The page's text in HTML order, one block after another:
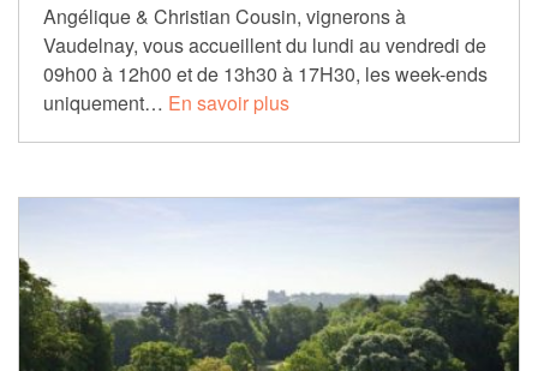
Angélique & Christian Cousin, vignerons à
Vaudelnay, vous accueillent du lundi au vendredi de
09h00 à 12h00 et de 13h30 à 17H30, les week-ends
uniquement… En savoir plus